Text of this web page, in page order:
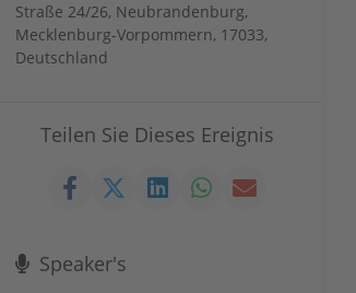
Straße 24/26, Neubrandenburg,
Mecklenburg-Vorpommern, 17033,
Deutschland
Teilen Sie Dieses Ereignis
Speaker's